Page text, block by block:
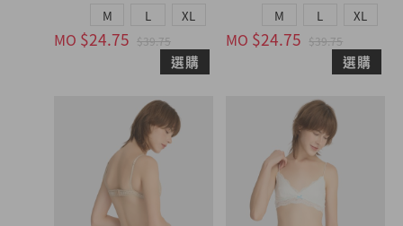
M L XL
MO $24.75 $39.75
選購
M L XL
MO $24.75 $39.75
選購